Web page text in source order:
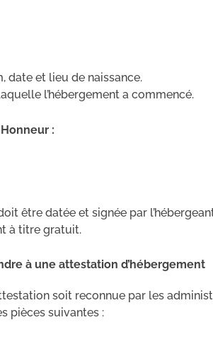
date et lieu de naissance.
l’hébergement a commencé.
:
être datée et signée par
à titre gratuit.
à une attestation d’hébergement
soit reconnue par les
pièces suivantes :